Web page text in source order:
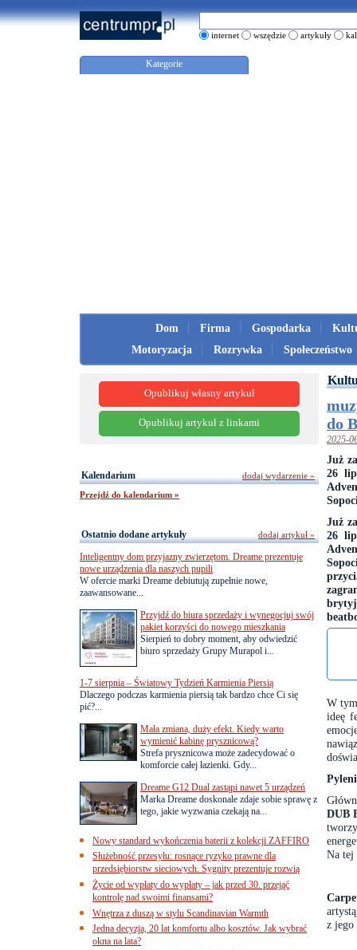
internet wszędzie artykuły
Kategorie
Dom Firma Gospodarka
Motoryzacja
Rozrywka Społeczeństwo
do
2025-
Już
26
Już
26
W
ideę
DUB
Na tej
z jego
Opublikuj własny artykuł
Opublikuj artykuł z linkami
Kalendarium
Przejdź do kalendarium »
dodaj wydarzenie »
Ostatnio dodane artykuły
Inteligentny dom przyjazny zwierzętom. Dreame prezentuje
nowe urządzenia dla naszych pupili
W ofercie marki Dreame debiutują zupełnie nowe,
zaawansowane...
Przyjdź do biura sprzedaży i wynegocjuj swój
pakiet korzyści do nowego mieszkania
Sierpień to dobry moment, aby odwiedzić
biuro sprzedaży Grupy Murapol i...
1-7 sierpnia – Światowy Tydzień Karmienia Piersią
Dlaczego podczas karmienia piersią tak bardzo chce Ci się
pić?...
Mała zmiana, duży efekt. Kiedy warto
wymienić kabinę prysznicową?
Strefa prysznicowa może zadecydować o
komforcie całej łazienki. Gdy...
Dreame G12 Dual zastąpi nawet 5 urządzeń
Marka Dreame doskonale zdaje sobie sprawę z
tego, jakie wyzwania czekają na...
Nowy standard wykończenia baterii z kolekcji ZAFFIRO
Służebność przesyłu: rosnące ryzyko prawne dla
przedsiębiorstw sieciowych. Sygnity prezentuje rozwią
Życie od wypłaty do wypłaty – jak przed 30. przejąć
kontrolę nad swoimi finansami?
Wnętrza z duszą w stylu Scandinavian Warmth
Jedna decyzja, 20 lat komfortu albo kosztów. Jak wybrać
okna na lata?
dodaj artykuł »